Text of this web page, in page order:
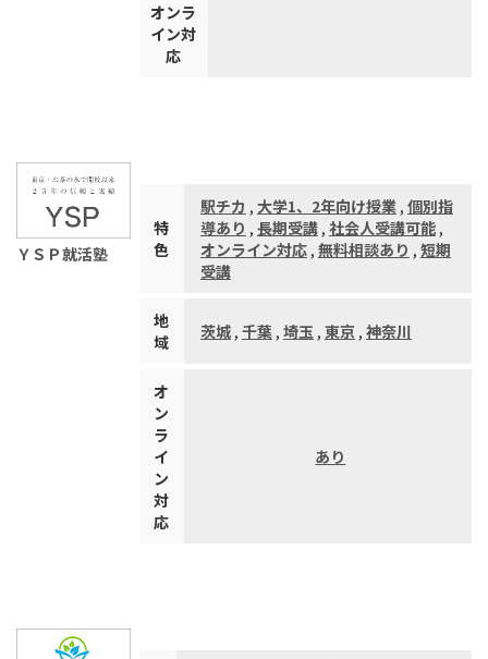
オンラ
イン対
応
ＹＳＰ就活塾
特
色
駅チカ , 大学1、2年向け授業, 個別指
導あり , 長期受講, 社会人受講可能,
オンライン対応, 無料相談あり , 短期
受講
地
域
茨城, 千葉, 埼玉, 東京, 神奈川
オ
ン
ラ
イ
ン
対
応
あり